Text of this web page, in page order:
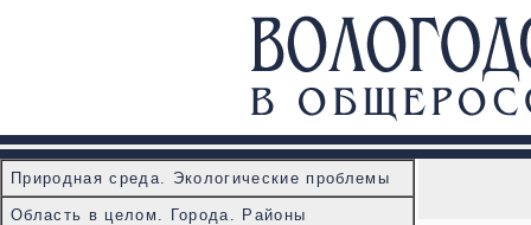
Природная среда. Экологические проблемы
Область в целом. Города. Районы